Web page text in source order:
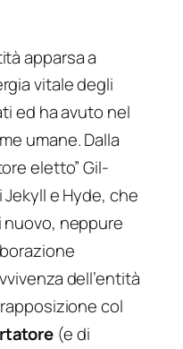
apparsa a
vitale degli
ed ha avuto nel
umane. Dalla
eletto” Gil-
Jekyll e Hyde, che
nuovo, neppure
dell’entità
col
(e di